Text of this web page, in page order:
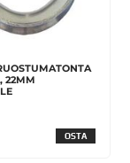
22MM
OSTA